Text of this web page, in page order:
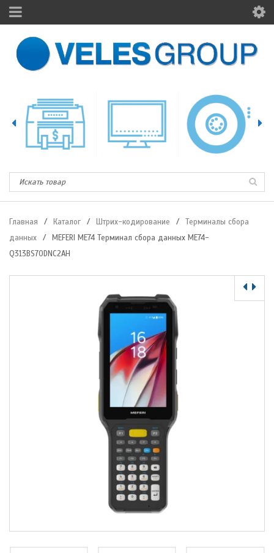
Главная / Каталог / Штрих-кодирование /
Терминалы сбора
данных
/
MEFERI ME74 Терминал сбора данных ME74-
Q313BS70DNC2AH